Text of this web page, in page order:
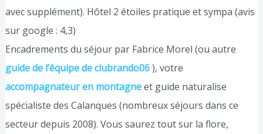
avec supplément). Hôtel 2 étoiles pratique et sympa (avis
sur google : 4,3)
Encadrements du séjour par Fabrice Morel (ou autre
guide de l’équipe de clubrando06), votre
accompagnateur en montagneet guide naturalise
spécialiste des Calanques (nombreux séjours dans ce
secteur depuis 2008). Vous saurez tout sur la flore,